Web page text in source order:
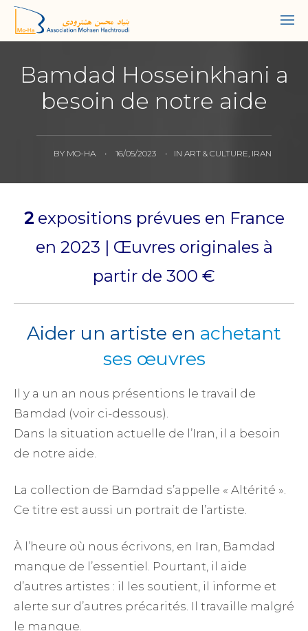
Bamdad Hosseinkhani a
besoin de notre aide
BY MO-HA • 16/05/2023 • IN ART & CULTURE, IRAN
2expositions prévues en France
en 2023 | Œuvres originales à
partir de 300 €
Aider un artiste en achetant
ses œuvres
Il y a un an nous présentions le travail de
Bamdad (voir ci-dessous).
Dans la situation actuelle de l’Iran, il a besoin
de notre aide.
La collection de Bamdad s’appelle « Altérité ».
Ce titre est aussi un portrait de l’artiste.
À l’heure où nous écrivons, en Iran, Bamdad
manque de l’essentiel. Pourtant, il aide
d’autres artistes : il les soutient, il informe et
alerte sur d’autres précarités. Il travaille malgré
le manque.